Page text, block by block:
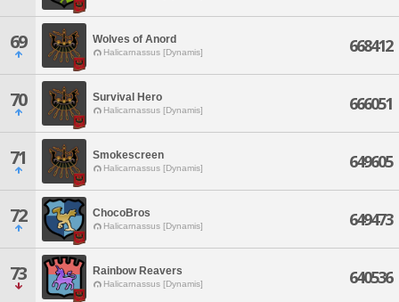
69 Wolves of Anord
Halicarnassus [Dynamis] 668412
70 Survival Hero
Halicarnassus [Dynamis] 666051
71 Smokescreen
Halicarnassus [Dynamis] 649605
72 ChocoBros
Halicarnassus [Dynamis] 649473
73 Rainbow Reavers
Halicarnassus [Dynamis] 640536